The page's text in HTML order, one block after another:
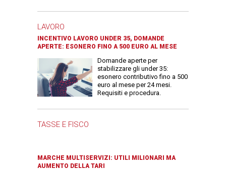
LAVORO
INCENTIVO LAVORO UNDER 35, DOMANDE
APERTE: ESONERO FINO A 500 EURO AL MESE
Domande aperte per
stabilizzare gli under 35:
esonero contributivo fino a 500
euro al mese per 24 mesi.
Requisiti e procedura.
TASSE E FISCO
MARCHE MULTISERVIZI: UTILI MILIONARI MA
AUMENTO DELLA TARI